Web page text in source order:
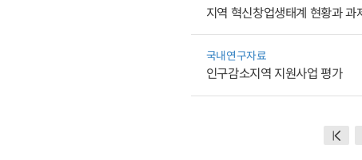
지역 혁신창업생태계 현황과 과
국내연구자료
인구감소지역 지원사업 평가